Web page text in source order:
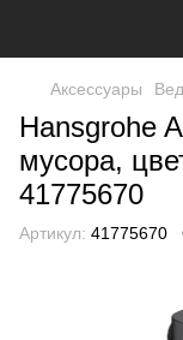
Аксессуары
Hansgrohe
мусора,
41775670
Артикул: 41775670